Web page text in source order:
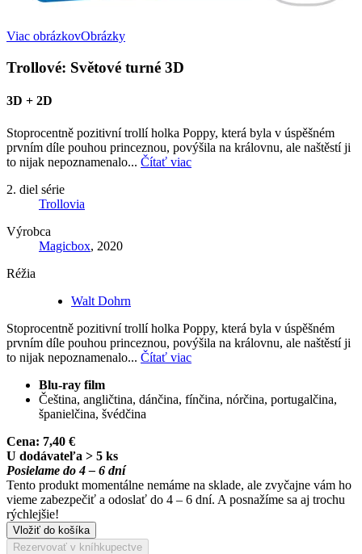
Viac obrázkovObrázky
Trollové: Světové turné 3D
3D + 2D
Stoprocentně pozitivní trollí holka Poppy, která byla v úspěšném
prvním díle pouhou princeznou, povýšila na královnu, ale naštěstí ji
to nijak nepoznamenalo... Čítať viac
2. diel série
Trollovia
Výrobca
Magicbox, 2020
Réžia
Walt Dohrn
Stoprocentně pozitivní trollí holka Poppy, která byla v úspěšném
prvním díle pouhou princeznou, povýšila na královnu, ale naštěstí ji
to nijak nepoznamenalo... Čítať viac
Blu-ray film
Čeština, angličtina, dánčina, fínčina, nórčina, portugalčina,
španielčina, švédčina
Cena: 7,40 €
U dodávateľa > 5 ks
Posielame do 4 – 6 dní
Tento produkt momentálne nemáme na sklade, ale zvyčajne vám ho
vieme zabezpečiť a odoslať do 4 – 6 dní. A posnažíme sa aj trochu
rýchlejšie!
Vložiť do košíka
Rezervovať v kníhkupectve